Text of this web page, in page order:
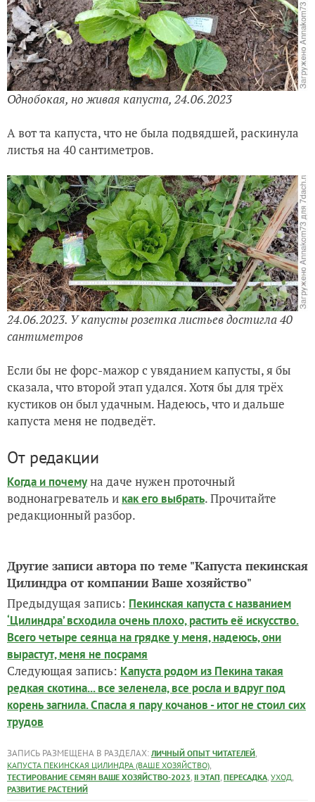
Однобокая, но живая капуста, 24.06.2023
А вот та капуста, что не была подвядшей, раскинула
листья на 40 сантиметров.
24.06.2023. У капусты розетка листьев достигла 40
сантиметров
Если бы не форс-мажор с увяданием капусты, я бы
сказала, что второй этап удался. Хотя бы для трёх
кустиков он был удачным. Надеюсь, что и дальше
капуста меня не подведёт.
От редакции
Когда и почемуна даче нужен проточный
воднонагреватель и как его выбрать. Прочитайте
редакционный разбор.
Другие записи автора по теме "Капуста пекинская
Цилиндра от компании Ваше хозяйство"
Предыдущая запись: Пекинская капуста с названием
‘Цилиндра’ всходила очень плохо, растить её искусство.
Всего четыре сеянца на грядке у меня, надеюсь, они
вырастут, меня не посрамя
Следующая запись: Капуста родом из Пекина такая
редкая скотина... все зеленела, все росла и вдруг под
корень загнила. Спасла я пару кочанов - итог не стоил сих
трудов
ЗАПИСЬ РАЗМЕЩЕНА В РАЗДЕЛАХ: ЛИЧНЫЙ ОПЫТ ЧИТАТЕЛЕЙ,
КАПУСТА ПЕКИНСКАЯ ЦИЛИНДРА (ВАШЕ ХОЗЯЙСТВО),
ТЕСТИРОВАНИЕ СЕМЯН ВАШЕ ХОЗЯЙСТВО-2023, II ЭТАП, ПЕРЕСАДКА, УХОД,
РАЗВИТИЕ РАСТЕНИЙ